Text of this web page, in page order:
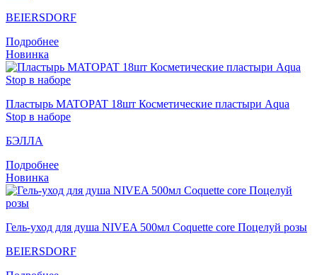
BEIERSDORF
Подробнее
Новинка
Пластырь MATOPAT 18шт Косметические пластыри Aqua
Stop в наборе
БЭЛЛА
Подробнее
Новинка
Гель-уход для душа NIVEA 500мл Coquette core Поцелуй розы
BEIERSDORF